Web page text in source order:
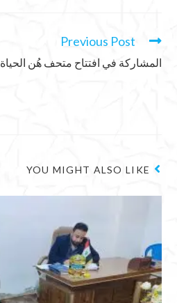
Previous Post
المشاركة في افتتاح متحف هُن الحياة
YOU MIGHT ALSO LIKE